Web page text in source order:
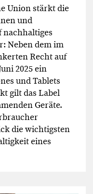
Union stärkt die
und
nachhaltiges
Neben dem im
Recht auf
2025 ein
und Tablets
gilt das Label
Geräte.
die wichtigsten
eines